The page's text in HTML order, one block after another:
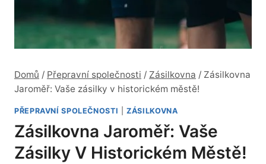
Domů / Přepravní společnosti / Zásilkovna / Zásilkovna
Jaroměř: Vaše zásilky v historickém městě!
PŘEPRAVNÍ SPOLEČNOSTI |ZÁSILKOVNA
Zásilkovna Jaroměř: Vaše
Zásilky V Historickém Městě!